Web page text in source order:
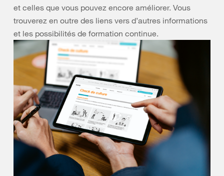
et celles que vous pouvez encore améliorer. Vous
trouverez en outre des liens vers d’autres informations
et les possibilités de formation continue.